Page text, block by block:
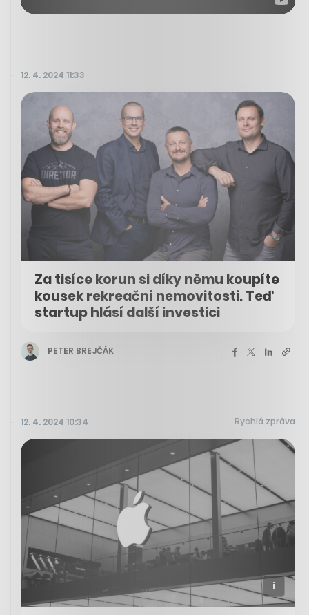
12. 4. 2024 11:33
Za tisíce korun si díky němu koupíte
kousek rekreační nemovitosti. Teď
startup hlásí další investici
PETER BREJČÁK
12. 4. 2024 10:34 Rychlá zpráva